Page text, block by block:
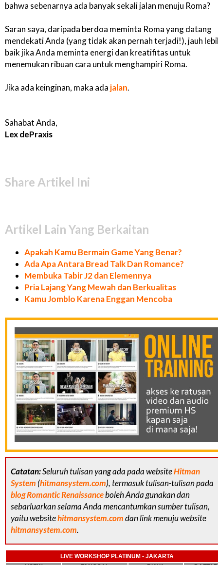
bahwa sebenarnya ada banyak sekali jalan menuju Roma?
Saran saya, daripada berdoa meminta Roma yang datang
mendekati Anda (yang tidak akan pernah terjadi!), jauh
baik jika Anda meminta energi dan kreatifitas untuk
menemukan ribuan cara untuk menghampiri Roma.
Jika ada keinginan, maka ada jalan.
Sahabat Anda,
Lex dePraxis
Share Artikel Ini
Artikel Lain Yang Berkaitan
Apakah Kamu Bermain Game Yang Benar?
Ada Apa Antara Bread Talk Dan Romance?
Membuka Tabir J2 dan Elemennya
Pria Lajang Yang Mewah dan Berkualitas
Kamu Jomblo Karena Enggan Mencoba
Catatan:Seluruh tulisan yang ada pada websiteHitman
System (hitmansystem.com), termasuk tulisan-tulisan pada
blog Romantic Renaissanceboleh Anda gunakan dan
sebarluarkan selama Anda mencantumkan sumber tulisan,
yaitu websitehitmansystem.comdan link menuju website
hitmansystem.com.
LIVE WORKSHOP PLATINUM - JAKARTA